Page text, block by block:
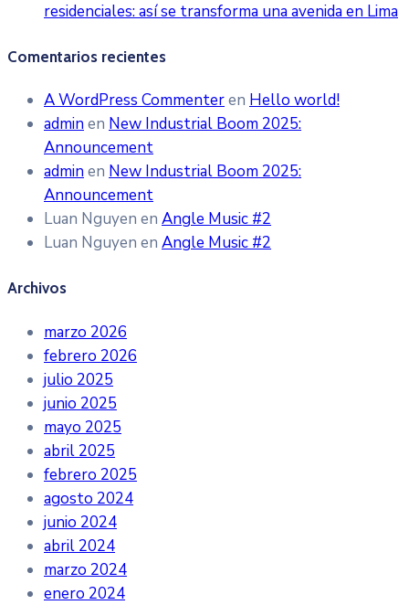
residenciales: así se transforma una avenida en Lima
Comentarios recientes
A WordPress Commenteren Hello world!
adminen New Industrial Boom 2025:
Announcement
adminen New Industrial Boom 2025:
Announcement
Luan Nguyen en Angle Music #2
Luan Nguyen en Angle Music #2
Archivos
marzo 2026
febrero 2026
julio 2025
junio 2025
mayo 2025
abril 2025
febrero 2025
agosto 2024
junio 2024
abril 2024
marzo 2024
enero 2024